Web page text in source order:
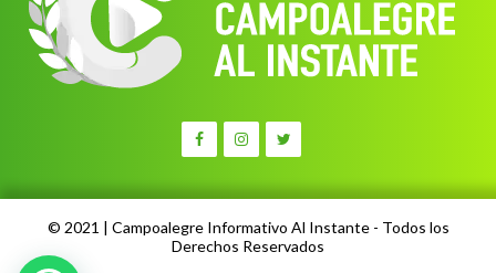
© 2021 | Campoalegre Informativo Al Instante - Todos los
Derechos Reservados